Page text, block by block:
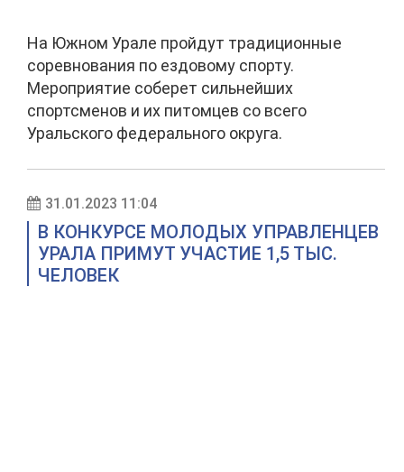
На Южном Урале пройдут традиционные
соревнования по ездовому спорту.
Мероприятие соберет сильнейших
спортсменов и их питомцев со всего
Уральского федерального округа.
31.01.2023 11:04
В КОНКУРСЕ МОЛОДЫХ УПРАВЛЕНЦЕВ
УРАЛА ПРИМУТ УЧАСТИЕ 1,5 ТЫС.
ЧЕЛОВЕК